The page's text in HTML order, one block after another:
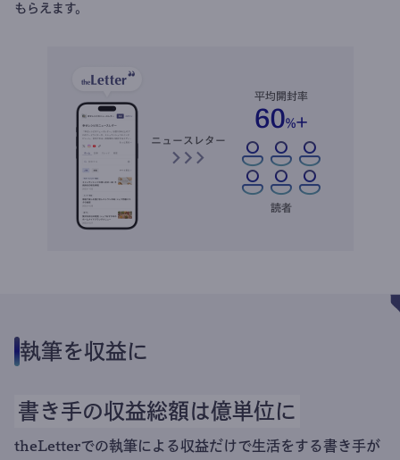
もらえます。
執筆を収益に
書き手の収益総額は億単位に
theLetterでの執筆による収益だけで生活をする書き手が